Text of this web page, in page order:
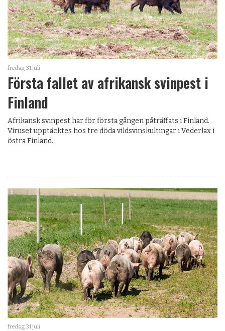
fredag 31 juli
Första fallet av afrikansk svinpest i
Finland
Afrikansk svinpest har för första gången påträffats i Finland.
Viruset upptäcktes hos tre döda vildsvinskultingar i Vederlax i
östra Finland.
fredag 31 juli